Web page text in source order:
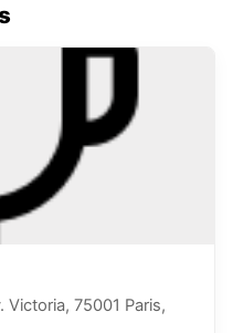
Victoria, 75001 Paris,